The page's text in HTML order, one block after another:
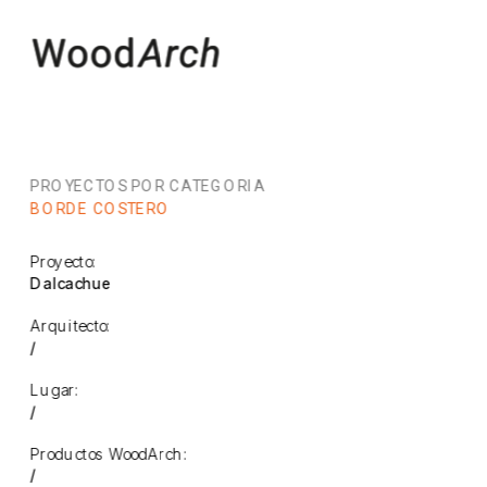
PROYECTOS POR CATEGORIA
BORDE COSTERO
Proyecto:
Dalcachue
Arquitecto:
/
Lugar:
/
Productos WoodArch:
/